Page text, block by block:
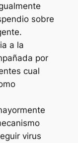
sobre
a la
por
cual
virus